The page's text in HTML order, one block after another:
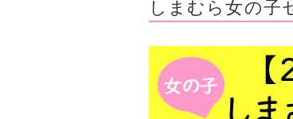
しまむら女の子